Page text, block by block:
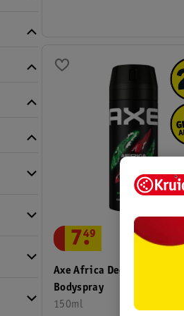
Axe Africa Deodorant &
Bodyspray
150ml
7.
49